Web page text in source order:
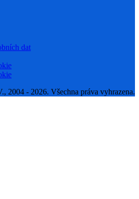
dat
- 2026. Všechna práva vyhrazena.